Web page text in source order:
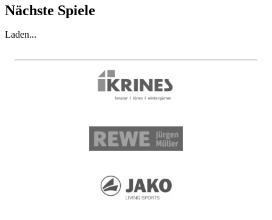
Nächste Spiele
Laden...